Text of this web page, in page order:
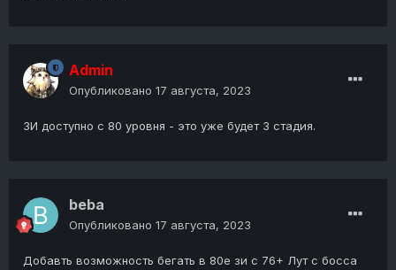
Admin
Опубликовано 17 августа, 2023
ЗИ доступно с 80 уровня - это уже будет 3 стадия.
beba
Опубликовано 17 августа, 2023
Добавть возможность бегать в 80е зи с 76+ Лут с босса